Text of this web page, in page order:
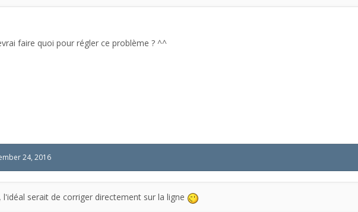
faire quoi pour régler ce problème ? ^^
24, 2016
l'idéal serait de corriger directement sur la ligne